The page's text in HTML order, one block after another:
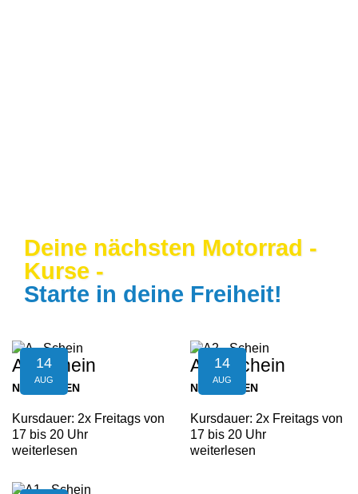
Deine nächsten Motorrad -
Kurse -
Starte in deine Freiheit!
14
AUG
A - Schein
NEUFELDEN
Kursdauer: 2x Freitags von
17 bis 20 Uhr
weiterlesen
14
AUG
A2 - Schein
NEUFELDEN
Kursdauer: 2x Freitags von
17 bis 20 Uhr
weiterlesen